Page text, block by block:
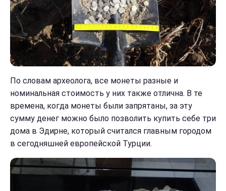
По словам археолога, все монеты разные и ​​
номинальная стоимость у них также отлична. В те
времена, когда монеты были запрятаны, за эту
сумму денег можно было позволить купить себе три
дома в Эдирне, который считался главным городом
в сегодняшней европейской Турции.